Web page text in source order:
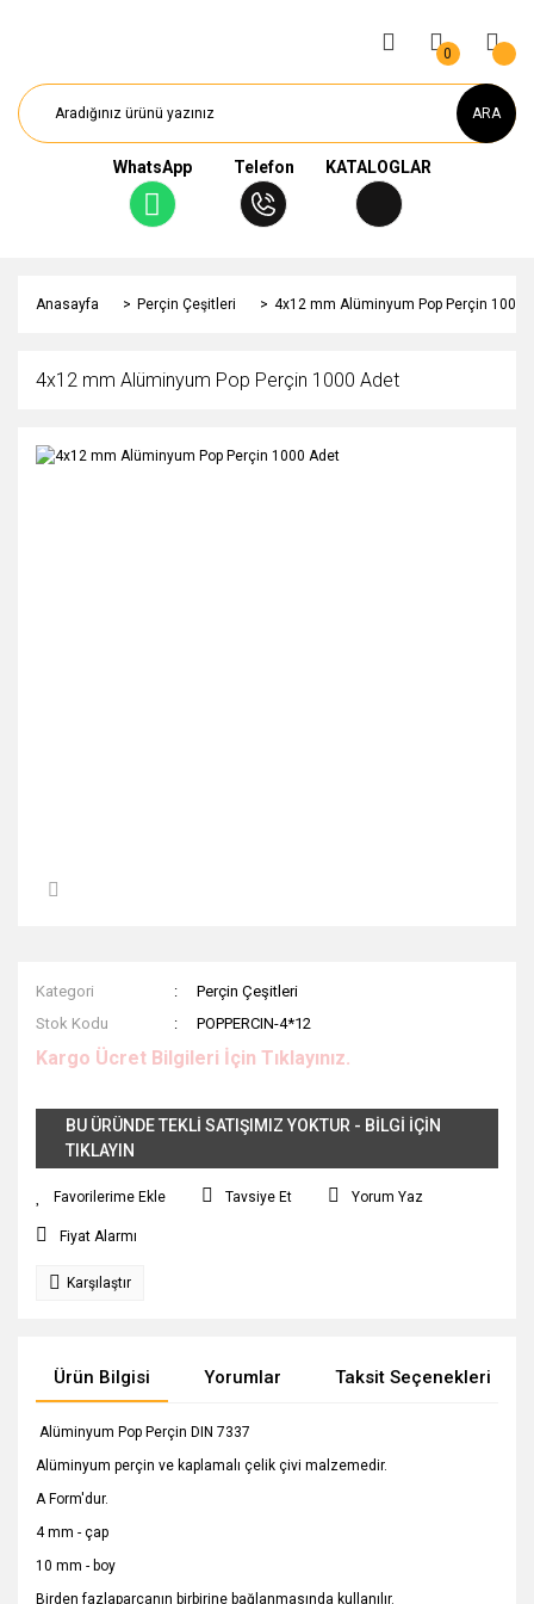
ARA
WhatsApp Telefon KATALOGLAR
0
Anasayfa Perçin Çeşitleri 4x12 mm Alüminyum Pop Perçin 1000
4x12 mm Alüminyum Pop Perçin 1000 Adet
Kategori
Perçin Çeşitleri
Stok Kodu
POPPERCIN-4*12
Kargo Ücret Bilgileri İçin Tıklayınız.
BU ÜRÜNDE TEKLİ SATIŞIMIZ YOKTUR - BİLGİ İÇİN
TIKLAYIN
Tavsiye Et Yorum Yaz
Fiyat Alarmı
Karşılaştır
Ürün Bilgisi Yorumlar Taksit Seçenekleri
Alüminyum Pop Perçin DIN 7337
Alüminyum perçin ve kaplamalı çelik çivi malzemedir.
A Form'dur.
4 mm - çap
10 mm - boy
Birden fazlaparçanın birbirine bağlanmasında kullanılır.